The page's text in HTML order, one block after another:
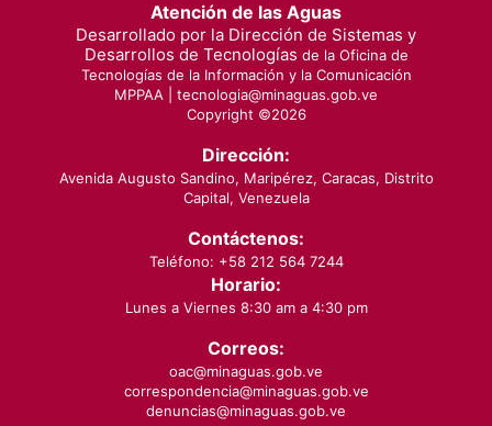
Atención de las Aguas
Desarrollado por la Dirección de Sistemas y
Desarrollos de Tecnologías de la Oficina de
Tecnologías de la Información y la Comunicación
MPPAA | tecnologia@minaguas.gob.ve
Copyright ©2026
Dirección:
Avenida Augusto Sandino, Maripérez, Caracas, Distrito
Capital, Venezuela
Contáctenos:
Teléfono: +58 212 564 7244
Horario:
Lunes a Viernes 8:30 am a 4:30 pm
Correos:
oac@minaguas.gob.ve
correspondencia@minaguas.gob.ve
denuncias@minaguas.gob.ve